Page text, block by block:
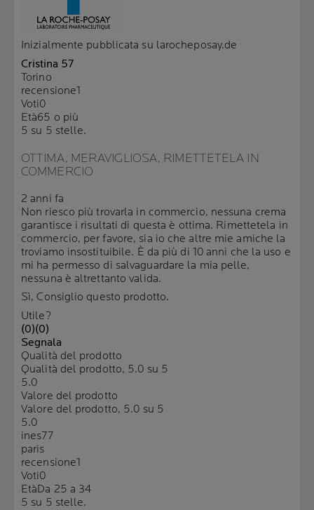
Inizialmente pubblicata su larocheposay.de
Cristina 57
Torino
recensione1
Voti0
Età65 o più
5 su 5 stelle.
OTTIMA, MERAVIGLIOSA, RIMETTETELA IN
COMMERCIO
2 anni fa
Non riesco più trovarla in commercio, nessuna crema
garantisce i risultati di questa è ottima. Rimettetela in
commercio, per favore, sia io che altre mie amiche la
troviamo insostituibile. È da più di 10 anni che la uso e
mi ha permesso di salvaguardare la mia pelle,
nessuna è altrettanto valida.
Sì, Consiglio questo prodotto.
Utile?
(0)(0)
Segnala
Qualità del prodotto
Qualità del prodotto, 5.0 su 5
5.0
Valore del prodotto
Valore del prodotto, 5.0 su 5
5.0
ines77
paris
recensione1
Voti0
EtàDa 25 a 34
5 su 5 stelle.